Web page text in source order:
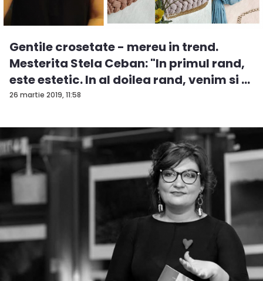
26 martie 2019, 11:58
Gentile crosetate - mereu in trend.
Mesterita Stela Ceban: "In primul rand,
este estetic. In al doilea rand, venim si ...